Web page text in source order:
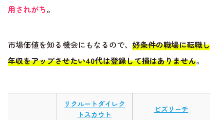
用されがち。
市場価値を知る機会にもなるので、 好条件の職場に転職し
年収をアップさせたい40代は登録して損はありません。
リクルートダイレク
トスカウト
ビズリーチ